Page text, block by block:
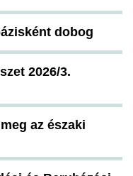
dobog
2026/3.
az északi